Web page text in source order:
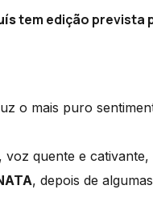
tem edição prevista
o mais puro
quente e
, depois de